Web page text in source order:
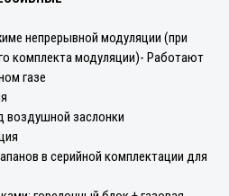
непрерывной модуляции (при
комплекта модуляции)- Работают
газе
воздушной заслонки
в серийной комплектации для